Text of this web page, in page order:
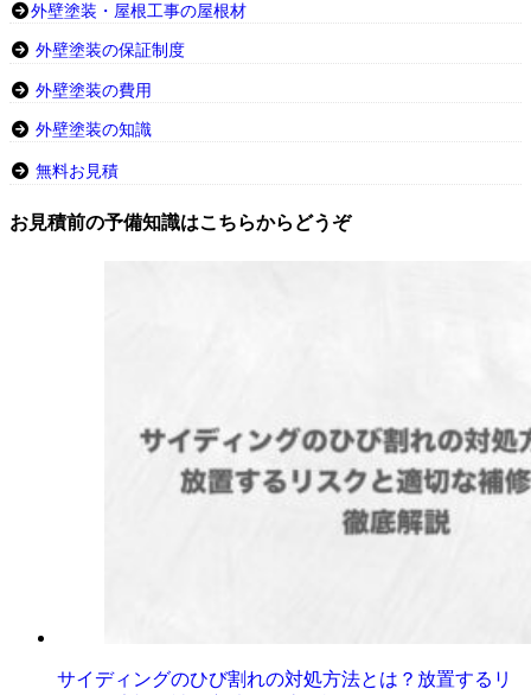
外壁塗装・屋根工事の屋根材
外壁塗装の保証制度
外壁塗装の費用
外壁塗装の知識
無料お見積
お見積前の予備知識はこちらからどうぞ
サイディングのひび割れの対処方法とは？放置するリ